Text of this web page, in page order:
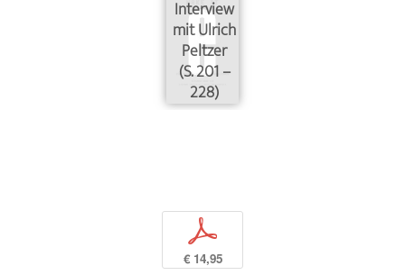
Interview
mit Ulrich
Peltzer
(S. 201 –
228)
p
€ 14,95